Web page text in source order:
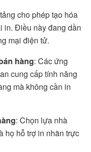
cho phép tạo hóa
in. Điều này đang dần
mại điện tử.
hàng: Các ứng
cung cấp tính năng
mà không cần in
: Chọn lựa nhà
họ hỗ trợ in nhãn trực